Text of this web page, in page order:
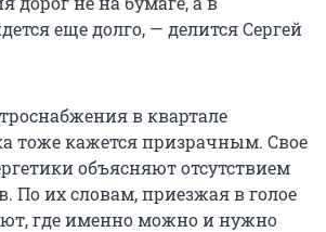
еще долго, — делится Сергей
в квартале
тоже кажется призрачным. Свое
объясняют отсутствием
По их словам, приезжая в голое
где именно можно и нужно